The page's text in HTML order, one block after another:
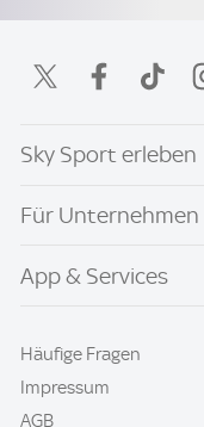
Sky Sport erleben
Für Unternehmen
App & Services
Häufige Fragen
Impressum
AGB